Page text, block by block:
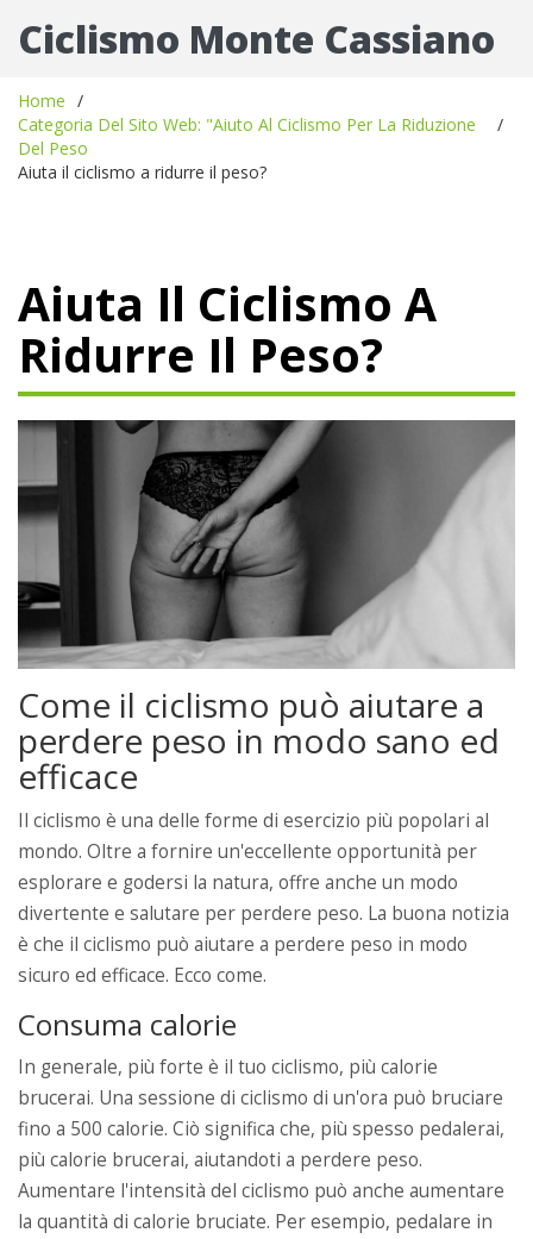
Ciclismo Monte Cassiano
Home
Categoria Del Sito Web: "Aiuto Al Ciclismo Per La Riduzione
Del Peso
Aiuta il ciclismo a ridurre il peso?
Aiuta Il Ciclismo A
Ridurre Il Peso?
Come il ciclismo può aiutare a
perdere peso in modo sano ed
efficace
Il ciclismo è una delle forme di esercizio più popolari al
mondo. Oltre a fornire un'eccellente opportunità per
esplorare e godersi la natura, offre anche un modo
divertente e salutare per perdere peso. La buona notizia
è che il ciclismo può aiutare a perdere peso in modo
sicuro ed efficace. Ecco come.
Consuma calorie
In generale, più forte è il tuo ciclismo, più calorie
brucerai. Una sessione di ciclismo di un'ora può bruciare
fino a 500 calorie. Ciò significa che, più spesso pedalerai,
più calorie brucerai, aiutandoti a perdere peso.
Aumentare l'intensità del ciclismo può anche aumentare
la quantità di calorie bruciate. Per esempio, pedalare in